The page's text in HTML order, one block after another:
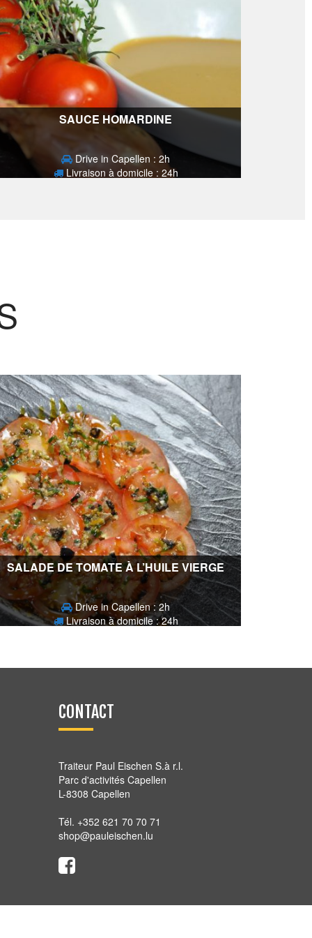
SAUCE HOMARDINE
Drive in Capellen : 2h
Livraison à domicile : 24h
SALADE DE TOMATE À L’HUILE VIERGE
Drive in Capellen : 2h
Livraison à domicile : 24h
CONTACT
Traiteur Paul Eischen S.à r.l.
Parc d'activités Capellen
L-8308 Capellen
Tél. +352 621 70 70 71
shop@pauleischen.lu